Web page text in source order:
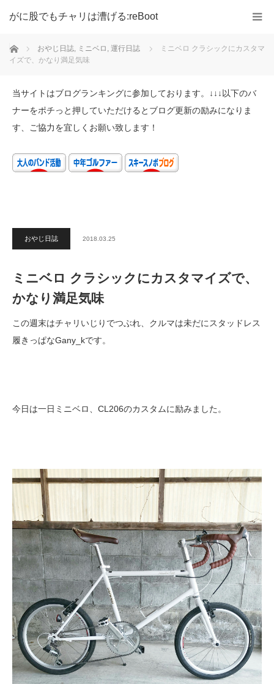
がに股でもチャリは漕げる:reBoot
ホーム おやじ日誌, ミニベロ , 運行日誌
ミニベロ クラシックにカスタマ
イズで、かなり満足気味
当サイトはブログランキングに参加しております。↓↓↓以下のバ
ナーをポチっと押していただけるとブログ更新の励みになりま
す、ご協力を宜しくお願い致します！
おやじ日誌 2018.03.25
ミニベロ クラシックにカスタマイズで、
かなり満足気味
この週末はチャリいじりでつぶれ、クルマは未だにスタッドレス
履きっぱなGany_kです。
今日は一日ミニベロ、CL206のカスタムに励みました。